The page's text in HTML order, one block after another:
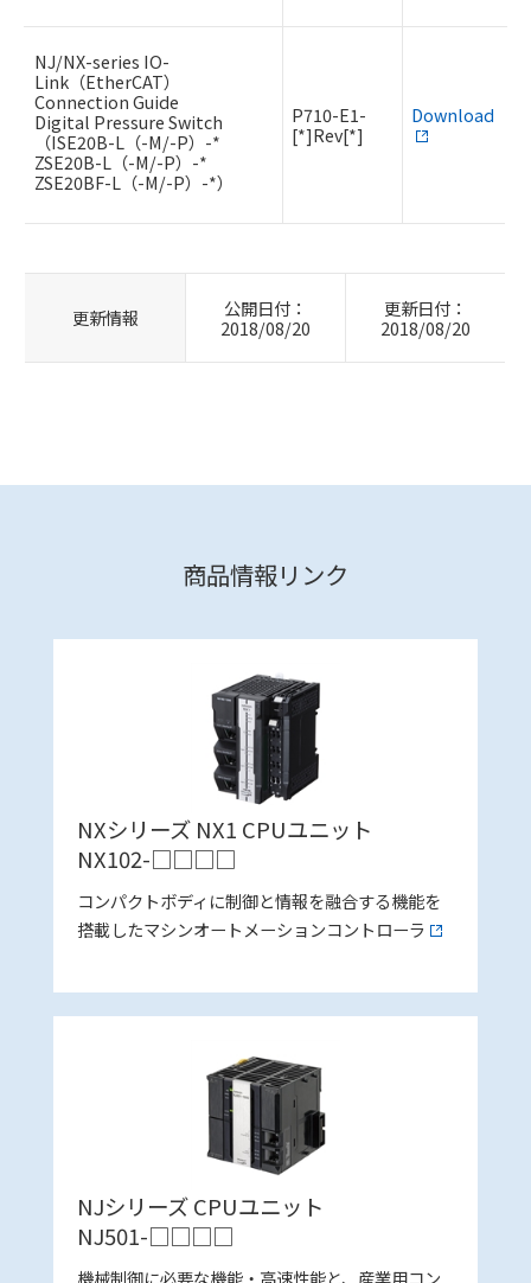
NJ/NX-series IO-
Link（EtherCAT）
Connection Guide
Digital Pressure Switch
（ISE20B-L（-M/-P）-*
ZSE20B-L（-M/-P）-*
ZSE20BF-L（-M/-P）-*）
P710-E1-
[*]Rev[*]
Download
更新情報
公開日付：
2018/08/20
更新日付：
2018/08/20
商品情報リンク
NXシリーズ NX1 CPUユニット
NX102-□□□□
コンパクトボディに制御と情報を融合する機能を
搭載したマシンオートメーションコントローラ
NJシリーズ CPUユニット
NJ501-□□□□
機械制御に必要な機能・高速性能と、産業用コン